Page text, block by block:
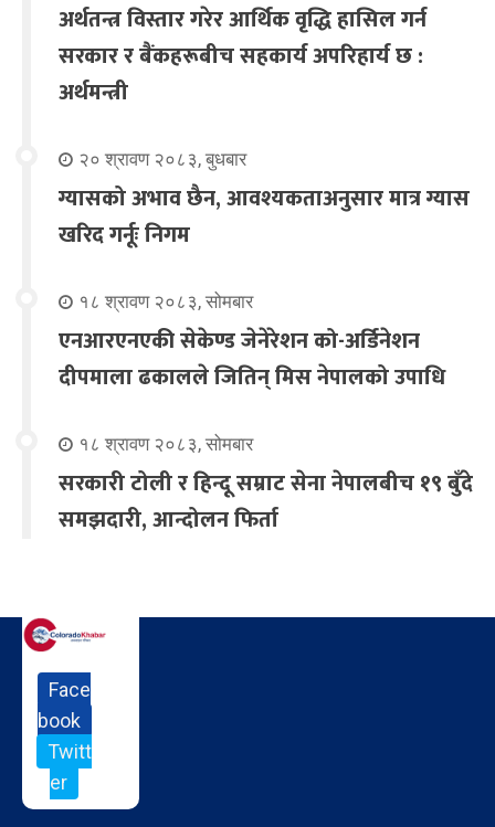
अर्थतन्त्र विस्तार गरेर आर्थिक वृद्धि हासिल गर्न
सरकार र बैंकहरूबीच सहकार्य अपरिहार्य छ :
अर्थमन्त्री
२० श्रावण २०८३, बुधबार
ग्यासको अभाव छैन, आवश्यकताअनुसार मात्र ग्यास
खरिद गर्नूः निगम
१८ श्रावण २०८३, सोमबार
एनआरएनएकी सेकेण्ड जेनेरेशन को-अर्डिनेशन
दीपमाला ढकालले जितिन् मिस नेपालको उपाधि
१८ श्रावण २०८३, सोमबार
सरकारी टोली र हिन्दू सम्राट सेना नेपालबीच १९ बुँदे
समझदारी, आन्दोलन फिर्ता
Face
book
Twitt
er